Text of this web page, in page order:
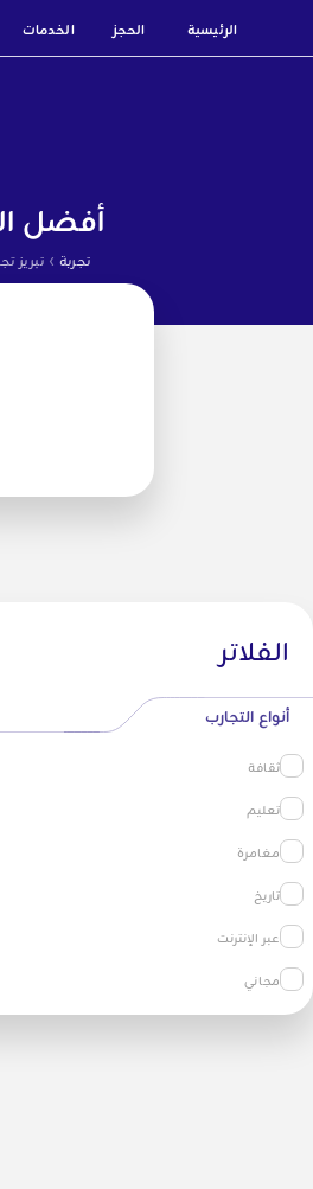
الرئيسية الحجز الخدمات
أفضل
تجربة › تبريز
الفلاتر
أنواع التجارب
ثقافة
تعليم
مغامرة
تاريخ
عبر الإنترنت
مجاني